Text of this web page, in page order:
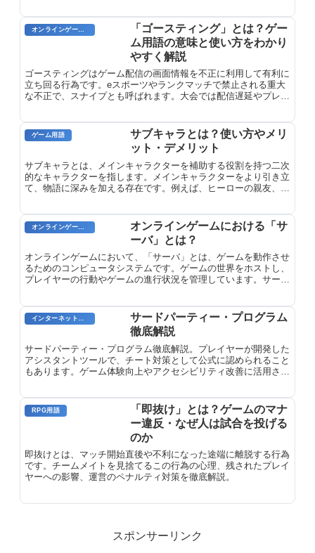
「ゴースティング」とは？ゲー
ム用語の意味と使い方をわかり
やすく解説
ゴースティングはゲーム配信の画面情報を不正に利用して有利に
立ち回る行為です。eスポーツやランクマッチで禁止される重大
な不正で、スナイプとも呼ばれます。大会では配信遅延やプレイ
ゲーム用語
サブキャラとは？使い方やメリ
ット・デメリット
サブキャラとは、メインキャラクターを補助する役割を持つ二次
的なキャラクターを指します。メインキャラクターをより引き立
て、物語に深みを加える存在です。例えば、ヒーローの親友、ヴ
や、物語の背景に関する情報を提供することで、作品をより豊か
にします。
オンラインゲームにおける「サ
ーバ」とは？
オンラインゲームにおいて、「サーバ」とは、ゲームを動作させ
るためのコンピュータシステムです。ゲームの世界をホストし、
プレイヤーの行動やゲームの進行状況を管理しています。サーバ
インタラクションを可能にする役割も果たし、マルチプレーヤー
ゲームの重要な基盤となっています。
インターネット用語
サードパーティー・プログラム
徹底解説
サードパーティー・プログラム徹底解説。プレイヤーが開発した
アシスタントツールで、チート対策として公式に認められること
もあります。ゲーム体験向上やアクセシビリティ改善に活用され
RPG用語
「即抜け」とは？ゲームのマナ
ー違反・なぜ人は試合を投げる
のか
即抜けとは、マッチ開始直後や不利になった途端に離脱する行為
です。チームメイトを見捨てるこの行為の心理、残されたプレイ
ヤーへの影響、運営のペナルティ対策を徹底解説。
スポンサーリンク